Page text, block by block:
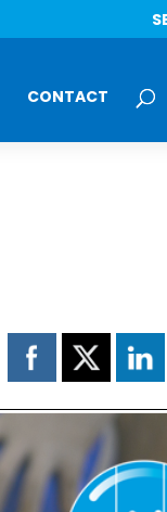
CONTACT